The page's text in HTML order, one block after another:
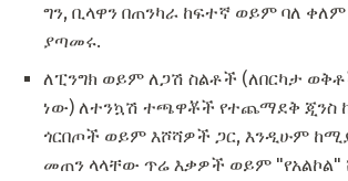
ግን, ቢላዋን በጠንካራ ከፍተኛ ወይም ባለ
ያጣመሩ.
ለፒንግክ ወይም ለጋሽ ስልቶች (ለበርካታ
ነው) ለተንኳሽ ተጫዋቾች የተጨማደቅ ጂንስ
ጎርበጦች ወይም እሾሻዎች ጋር, እንዲሁም
መጠን ላላቸው ጥሬ እቃዎች ወይም